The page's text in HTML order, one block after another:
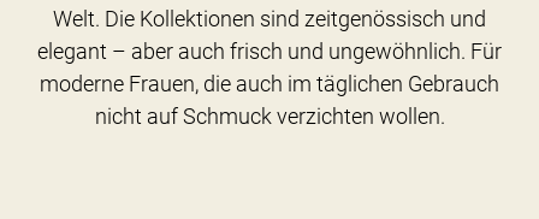
Welt. Die Kollektionen sind zeitgenössisch und
elegant – aber auch frisch und ungewöhnlich. Für
moderne Frauen, die auch im täglichen Gebrauch
nicht auf Schmuck verzichten wollen.